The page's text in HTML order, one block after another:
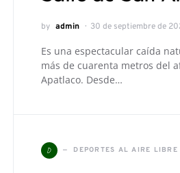
by admin 30 de septiembre de
Es una espectacular caída
más de cuarenta metros del
Apatlaco. Desde…
D DEPORTES AL AIRE LIBRE